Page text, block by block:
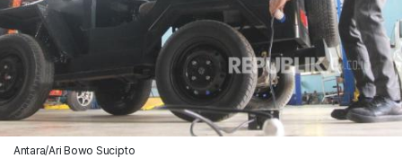
Antara/Ari Bowo Sucipto